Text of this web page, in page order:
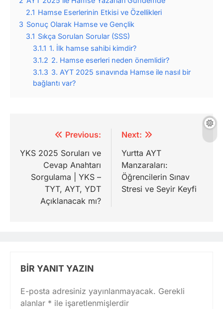
2.1 Hamse Eserlerinin Etkisi ve Özellikleri
3 Sonuç Olarak Hamse ve Gençlik
3.1 Sıkça Sorulan Sorular (SSS)
3.1.1 1. İlk hamse sahibi kimdir?
3.1.2 2. Hamse eserleri neden önemlidir?
3.1.3 3. AYT 2025 sınavında Hamse ile nasıl bir
bağlantı var?
gezinmesi
Previous:
YKS 2025 Soruları ve
Cevap Anahtarı
Sorgulama | YKS –
TYT, AYT, YDT
Açıklanacak mı?
Next:
Yurtta AYT
Manzaraları:
Öğrencilerin Sınav
Stresi ve Seyir Keyfi
BIR YANIT YAZIN
E-posta adresiniz yayınlanmayacak. Gerekli
alanlar * ile işaretlenmişlerdir